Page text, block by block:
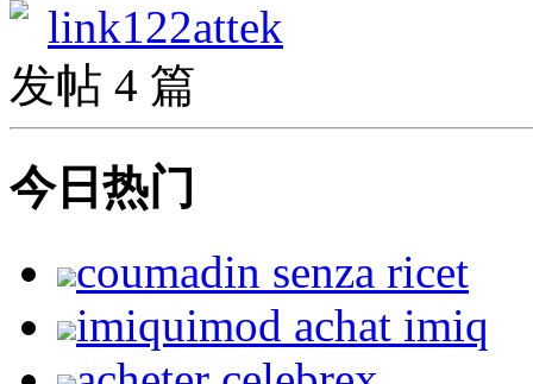
link122attek
发帖 4 篇
今日热门
coumadin senza ricet
imiquimod achat imiq